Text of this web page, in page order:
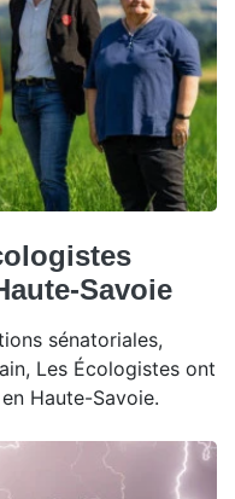
Savoie
sénatoriales,
Les Écologistes ont
Haute-Savoie.